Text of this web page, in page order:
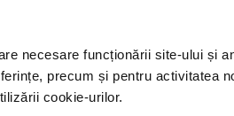
necesare funcționării site-ului și
precum și pentru activitatea
cookie-urilor.